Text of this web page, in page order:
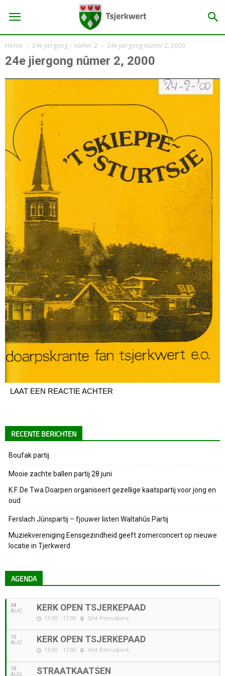
Home 24e jiergong – nûmer 2 24e jiergong nûmer 2, 2000
24e jiergong nûmer 2, 2000
LAAT EEN REACTIE ACHTER
RECENTE BERICHTEN
Boufak partij
Mooie zachte ballen partij 28 juni
K.F. De Twa Doarpen organiseert gezellige kaatspartij voor jong en
oud
Ferslach Jûnspartij – fjouwer listen Waltahûs Partij
Muziekvereniging Eensgezindheid geeft zomerconcert op nieuwe
locatie in Tjerkwerd
AGENDA
08
AUG KERK OPEN TSJERKEPAAD
13:00 - 17:00 Sint Petruskerk
15
AUG KERK OPEN TSJERKEPAAD
13:00 - 17:00 Sint Petruskerk
15
AUG STRAATKAATSEN